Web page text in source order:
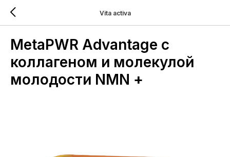
Vita activa
MetaPWR Advantage с
коллагеном и молекулой
молодости NMN +